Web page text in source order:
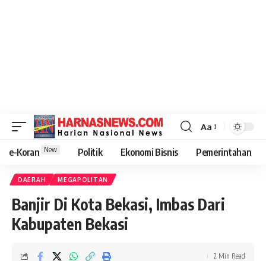
Aa
e-Koran New Politik Ekonomi Bisnis Pemerintahan
DAERAH MEGAPOLITAN
Banjir Di Kota Bekasi, Imbas Dari
Kabupaten Bekasi
2 Min Read